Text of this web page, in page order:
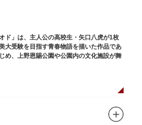
る幸せな空間となっています。オリジナル
ち寄りの際にはぜひ覗いてみてください
ド」は、主人公の高校生・矢口八虎が1枚
大受験を目指す青春物語を描いた作品であ
め、上野恩賜公園や公園内の文化施設が舞
、新たな観光スポット創出による誘客促進
ため、こちらのマンホール蓋を設置しまし